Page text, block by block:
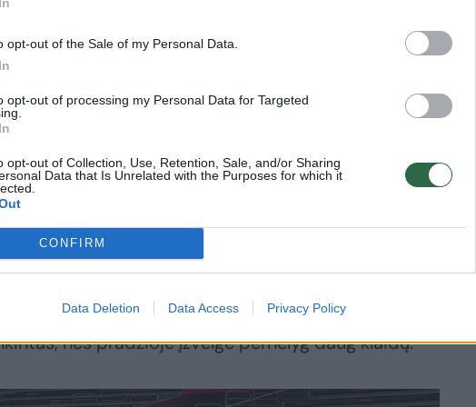
opt-out of the Sale of my Personal Data.
opt-out of processing my Personal Data for Targeted
opt-out of Collection, Use, Retention, Sale, and/or Sharing
Data that Is Unrelated with the Purposes for which it
CONFIRM
Data Deletion Data Access Privacy Policy
– ne vienas paklaustas kinas pabrėžė, kad
tad yra girdėję Sabonio ar Valančiūno
tik galime jo gauti. Kiekvieno pliusiuko, kiek tik
komandos tikrai pajėgios, galinčios patekti į kitą
esantį tribūnose kalbėjo J.Valančiūnas.
Pietų Korėjoje jau bandė savo jėgas su
91:56 sutriuškino Angolos rinktinę, bet Dainius
nes pradžioje įžvelgė pernelyg daug klaidų.